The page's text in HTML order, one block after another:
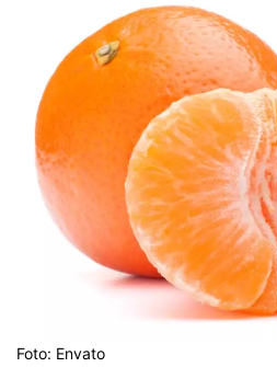
Foto: Envato